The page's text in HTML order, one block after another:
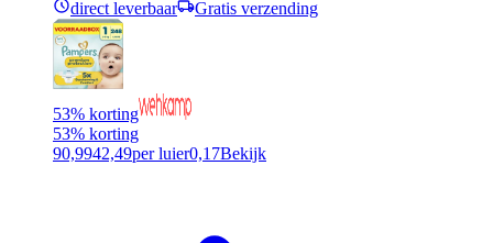
direct leverbaar Gratis verzending
53% korting
53% korting
90,9942,49per luier0,17Bekijk